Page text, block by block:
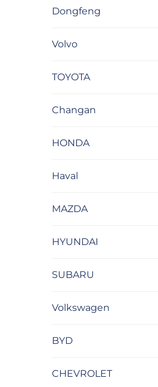
Dongfeng
Volvo
TOYOTA
Changan
HONDA
Haval
MAZDA
HYUNDAI
SUBARU
Volkswagen
BYD
CHEVROLET